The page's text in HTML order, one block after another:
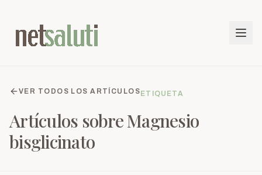
VER TODOS LOS ARTÍCULOS ETIQUETA
Artículos sobreMagnesio
bisglicinato